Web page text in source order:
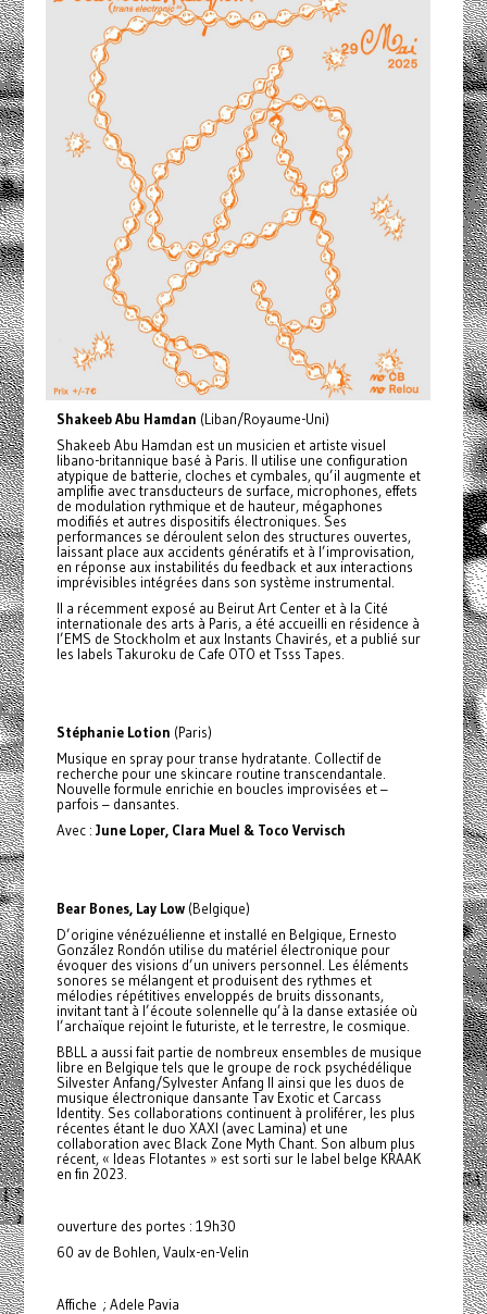
Shakeeb Abu Hamdan (Liban/Royaume-Uni)
Shakeeb Abu Hamdan est un musicien et artiste visuel
libano-britannique basé à Paris. Il utilise une configuration
atypique de batterie, cloches et cymbales, qu’il augmente et
amplifie avec transducteurs de surface, microphones, effets
de modulation rythmique et de hauteur, mégaphones
modifiés et autres dispositifs électroniques. Ses
performances se déroulent selon des structures ouvertes,
laissant place aux accidents génératifs et à l’improvisation,
en réponse aux instabilités du feedback et aux interactions
imprévisibles intégrées dans son système instrumental.
Il a récemment exposé au Beirut Art Center et à la Cité
internationale des arts à Paris, a été accueilli en résidence à
l’EMS de Stockholm et aux Instants Chavirés, et a publié sur
les labels Takuroku de Cafe OTO et Tsss Tapes.
Stéphanie Lotion (Paris)
Musique en spray pour transe hydratante. Collectif de
recherche pour une skincare routine transcendantale.
Nouvelle formule enrichie en boucles improvisées et –
parfois – dansantes.
Avec : June Loper, Clara Muel & Toco Vervisch
Bear Bones, Lay Low(Belgique)
D’origine vénézuélienne et installé en Belgique, Ernesto
González Rondón utilise du matériel électronique pour
évoquer des visions d’un univers personnel. Les éléments
sonores se mélangent et produisent des rythmes et
mélodies répétitives enveloppés de bruits dissonants,
invitant tant à l’écoute solennelle qu’à la danse extasiée où
l’archaïque rejoint le futuriste, et le terrestre, le cosmique.
BBLL a aussi fait partie de nombreux ensembles de musique
libre en Belgique tels que le groupe de rock psychédélique
Silvester Anfang/Sylvester Anfang II ainsi que les duos de
musique électronique dansante Tav Exotic et Carcass
Identity. Ses collaborations continuent à proliférer, les plus
récentes étant le duo XAXI (avec Lamina) et une
collaboration avec Black Zone Myth Chant. Son album plus
récent, « Ideas Flotantes » est sorti sur le label belge KRAAK
en fin 2023.
ouverture des portes : 19h30
60 av de Bohlen, Vaulx-en-Velin
Affiche ; Adele Pavia